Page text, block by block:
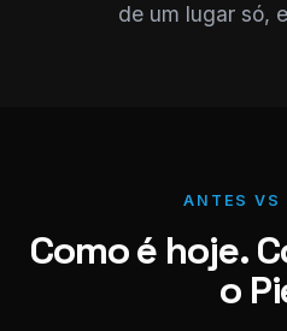
de um lugar só,
ANTES VS
Como é hoje.
o